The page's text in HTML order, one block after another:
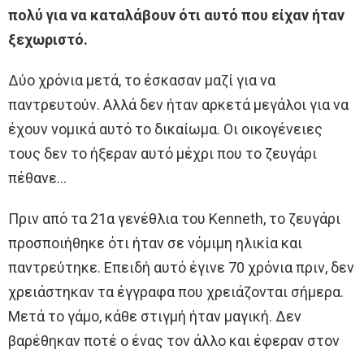
πολύ για να καταλάβουν ότι αυτό που είχαν ήταν
ξεχωριστό.
Δύο χρόνια μετά, το έσκασαν μαζί για να
παντρευτούν. Αλλά δεν ήταν αρκετά μεγάλοι για να
έχουν νομικά αυτό το δικαίωμα. Οι οικογένειες
τους δεν το ήξεραν αυτό μέχρι που το ζευγάρι
πέθανε…
Πριν από τα 21α γενέθλια του Kenneth, το ζευγάρι
προσποιήθηκε ότι ήταν σε νόμιμη ηλικία και
παντρεύτηκε. Επειδή αυτό έγινε 70 χρόνια πριν, δεν
χρειάστηκαν τα έγγραφα που χρειάζονται σήμερα.
Μετά το γάμο, κάθε στιγμή ήταν μαγική. Δεν
βαρέθηκαν ποτέ ο ένας τον άλλο και έφεραν στον